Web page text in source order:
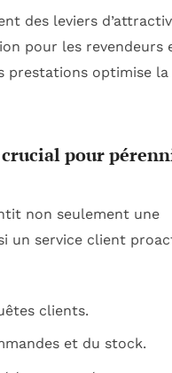
des leviers
pour les revendeurs
prestations optimise la
pour
non seulement une
un service client
clients.
et du stock.